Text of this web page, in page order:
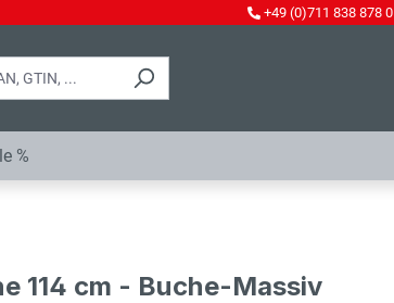
+49 (0)711 838 878 0
%
114 cm - Buche-Massiv